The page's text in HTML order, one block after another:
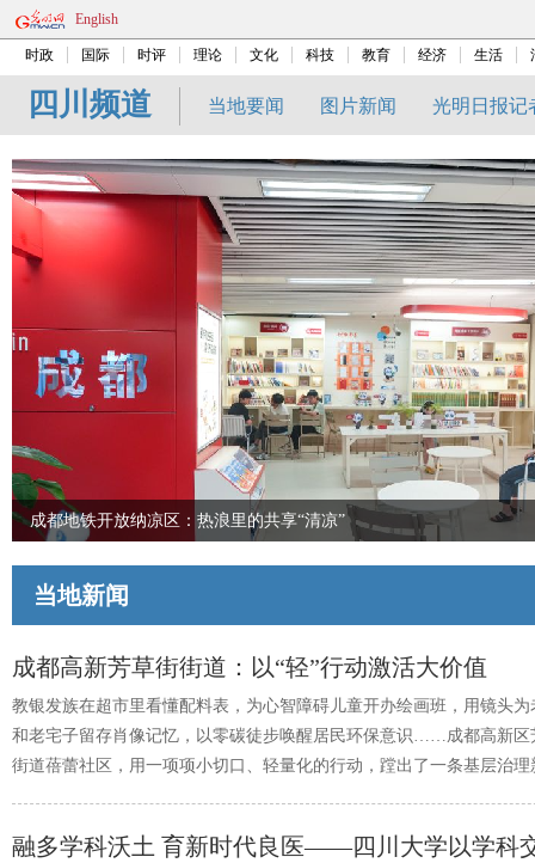
English
时政 国际 时评 理论 文化 科技 教育 经济 生活
四川频道 当地要闻 图片新闻 光明日报记
成都地铁开放纳凉区：热浪里的共享“清凉”
当地新闻
成都高新芳草街街道：以“轻”行动激活大价值
教银发族在超市里看懂配料表，为心智障碍儿童开办绘画班，用镜头为
和老宅子留存肖像记忆，以零碳徒步唤醒居民环保意识……成都高新区
街道蓓蕾社区，用一项项小切口、轻量化的行动，蹚出了一条基层治理